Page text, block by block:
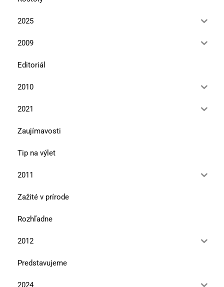
2025
2009
Editoriál
2010
2021
Zaujímavosti
Tip na výlet
2011
Zažité v prírode
Rozhľadne
2012
Predstavujeme
2024